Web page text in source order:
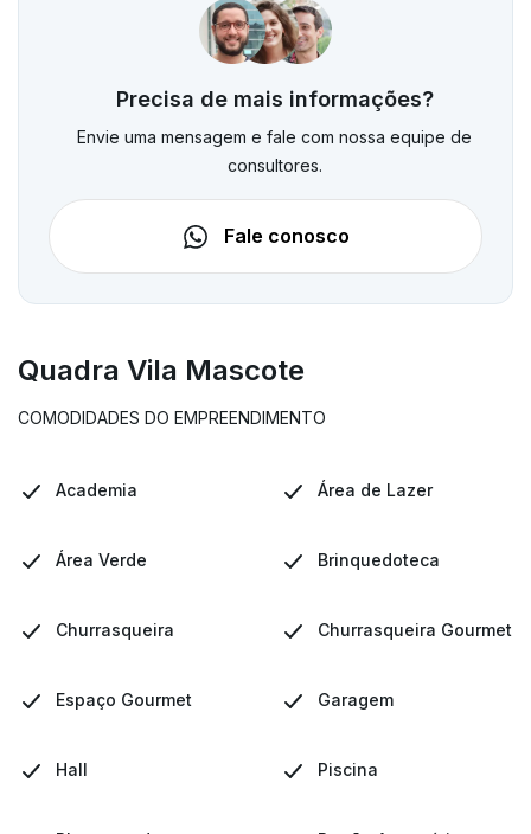
Precisa de mais informações?
Envie uma mensagem e fale com nossa equipe de
consultores.
Fale conosco
Quadra Vila Mascote
COMODIDADES DO EMPREENDIMENTO
Academia Área de Lazer
Área Verde Brinquedoteca
Churrasqueira Churrasqueira Gourmet
Espaço Gourmet Garagem
Hall Piscina